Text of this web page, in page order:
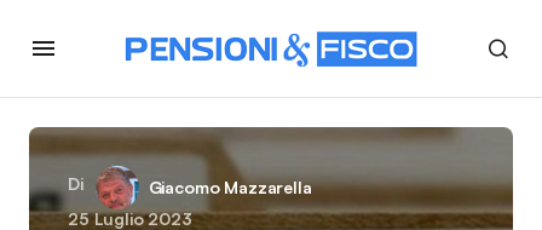
Di
Giacomo Mazzarella
25 Luglio 2023